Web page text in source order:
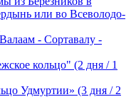
или во Всеволодо-
- Сортавалу -
кольцо" (2 дня / 1
Удмуртии» (3 дня / 2